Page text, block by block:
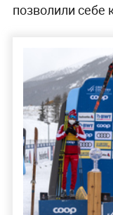
позволили себе